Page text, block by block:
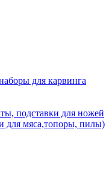
для карвинга
подставки для ножей
для мяса,топоры, пилы)